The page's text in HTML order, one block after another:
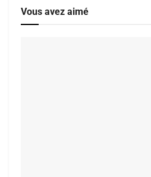
Vous avez aimé